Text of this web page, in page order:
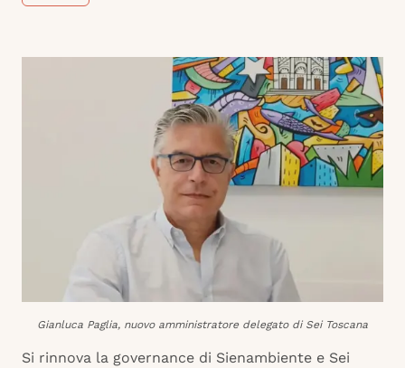
Gianluca Paglia, nuovo amministratore delegato di Sei Toscana
Si rinnova la governance di Sienambiente e Sei